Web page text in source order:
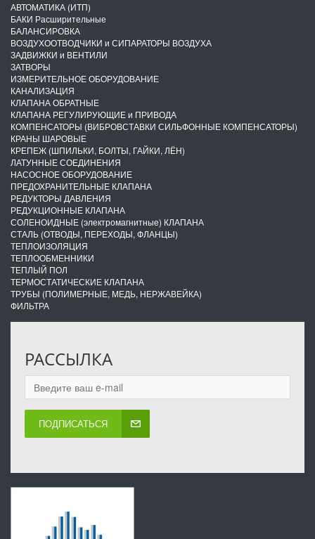
АВТОМАТИКА (ИТП)
БАКИ Расширительные
БАЛАНСИРОВКА
ВОЗДУХООТВОДЧИКИ и СИПАРАТОРЫ ВОЗДУХА
ЗАДВИЖКИ и ВЕНТИЛИ
ЗАТВОРЫ
ИЗМЕРИТЕЛЬНОЕ ОБОРУДОВАНИЕ
КАНАЛИЗАЦИЯ
КЛАПАНА ОБРАТНЫЕ
КЛАПАНА РЕГУЛИРУЮЩИЕ и ПРИВОДА
КОМПЕНСАТОРЫ (ВИБРОВСТАВКИ СИЛЬФОННЫЕ КОМПЕНСАТОРЫ)
КРАНЫ ШАРОВЫЕ
КРЕПЕЖ (ШПИЛЬКИ, БОЛТЫ, ГАЙКИ, ЛЁН)
ЛАТУННЫЕ СОЕДИНЕНИЯ
НАСОСНОЕ ОБОРУДОВАНИЕ
ПРЕДОХРАНИТЕЛЬНЫЕ КЛАПАНА
РЕДУКТОРЫ ДАВЛЕНИЯ
РЕДУКЦИОННЫЕ КЛАПАНА
СОЛЕНОИДНЫЕ (электромагнитные) КЛАПАНА
СТАЛЬ (ОТВОДЫ, ПЕРЕХОДЫ, ФЛАНЦЫ)
ТЕПЛОИЗОЛЯЦИЯ
ТЕПЛООБМЕННИКИ
ТЕПЛЫЙ ПОЛ
ТЕРМОСТАТИЧЕСКИЕ КЛАПАНА
ТРУБЫ (ПОЛИМЕРНЫЕ, МЕДЬ, НЕРЖАВЕЙКА)
ФИЛЬТРА
РАССЫЛКА
ПОДПИСАТЬСЯ